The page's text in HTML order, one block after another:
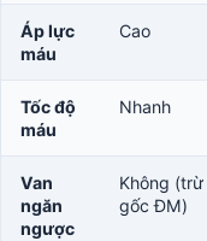
Áp lực
máu
Cao
Tốc độ
máu
Nhanh
Van
ngăn
ngược
Không (trừ
gốc ĐM)